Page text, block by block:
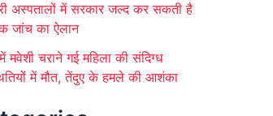
अस्पतालों में सरकार जल्द कर सकती है
जांच का ऐलान
मवेशी चराने गई महिला की संदिग्ध
में मौत, तेंदुए के हमले की आशंका